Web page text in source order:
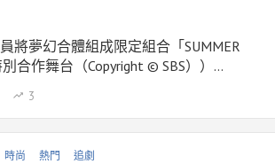
將夢幻合體組成限定組合「SUMMER
別合作舞台（Copyright © SBS））…
3
時尚 熱門 追劇